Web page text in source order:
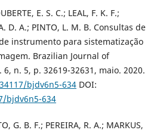
E. S. C.; LEAL, F. K. F.;
D. A.; PINTO, L. M. B. Consultas de
instrumento para sistematização
Brazilian Journal of
n. 5, p. 32619-32631, maio. 2020.
bjdv6n5-634DOI:
bjdv6n5-634
G. B. F.; PEREIRA, R. A.; MARKUS,